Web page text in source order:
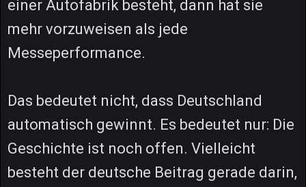
einer Autofabrik besteht, dann hat sie
mehr vorzuweisen als jede
Messeperformance.
Das bedeutet nicht, dass Deutschland
automatisch gewinnt. Es bedeutet nur: Die
Geschichte ist noch offen. Vielleicht
besteht der deutsche Beitrag gerade darin,